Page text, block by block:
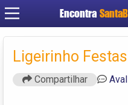
Encontra
Ligeirinho Festas
Compartilhar